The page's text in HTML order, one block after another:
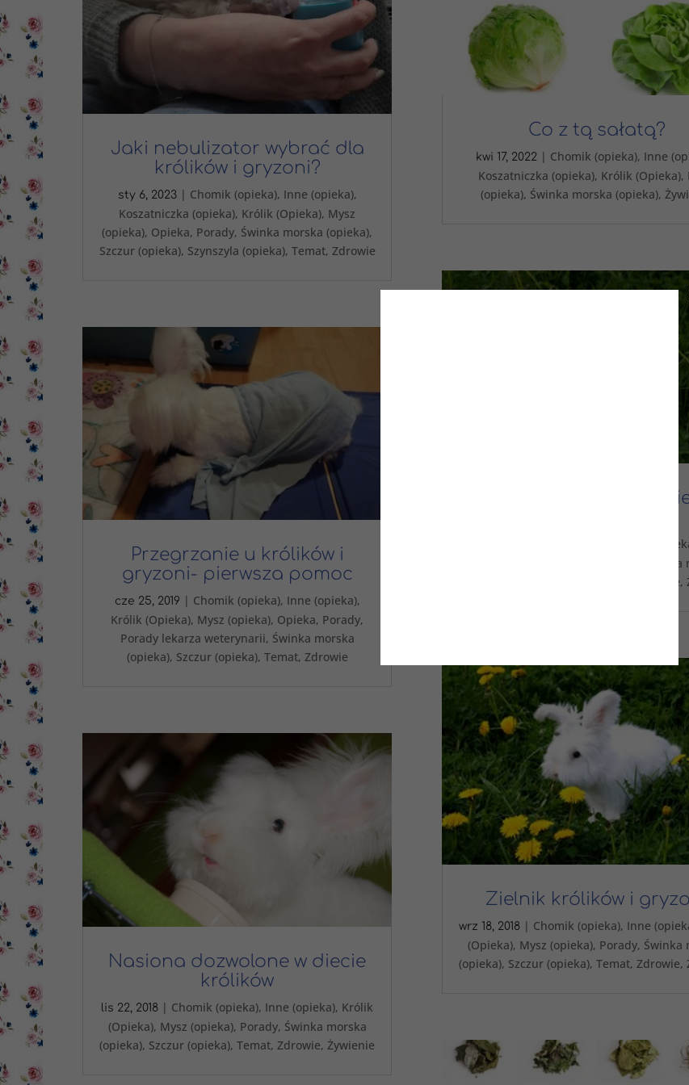
Jaki nebulizator wybrać dla
królików i gryzoni?
sty 6, 2023| Chomik (opieka), Inne (opieka),
Koszatniczka (opieka), Królik (Opieka), Mysz
(opieka), Opieka, Porady, Świnka morska (opieka),
Szczur (opieka), Szynszyla (opieka), Temat, Zdrowie
Przegrzanie u królików i
gryzoni- pierwsza pomoc
cze 25, 2019 | Chomik (opieka), Inne (opieka),
Królik (Opieka), Mysz (opieka), Opieka, Porady,
Porady lekarza weterynarii, Świnka morska
(opieka), Szczur (opieka), Temat, Zdrowie
Nasiona dozwolone w diecie
królików
lis 22, 2018 | Chomik (opieka), Inne (opieka), Królik
(Opieka), Mysz (opieka), Porady, Świnka morska
(opieka), Szczur (opieka),Temat,Zdrowie,Żywienie
Co z tą sałatą?
kwi 17, 2022 | Chomik (opieka), Inne
Koszatniczka (opieka), Królik (Opieka),
(opieka), Świnka morska (opieka),
Poradnik jak i kiedy
Inne
Zdrowie,
Zielnik królików i
wrz 18, 2018| Chomik (opieka), Inne
(Opieka), Mysz (opieka), Porady, Świnka
(opieka), Szczur (opieka),Temat,Zdrowie,